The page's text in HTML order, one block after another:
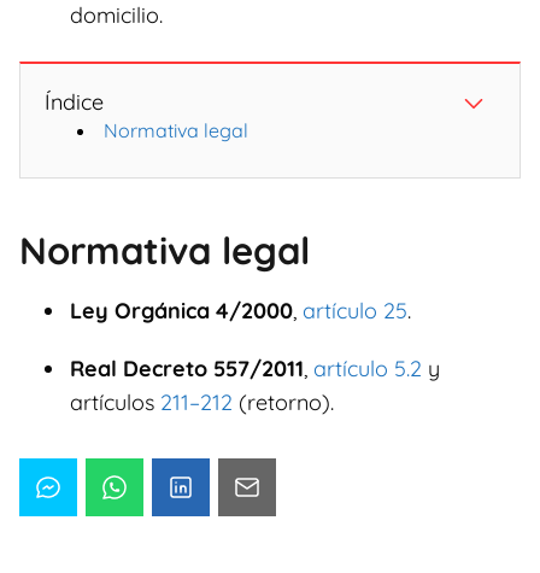
domicilio.
Índice
Normativa legal
Normativa legal
Ley Orgánica 4/2000, artículo 25.
Real Decreto 557/2011, artículo 5.2 y
artículos 211–212 (retorno).